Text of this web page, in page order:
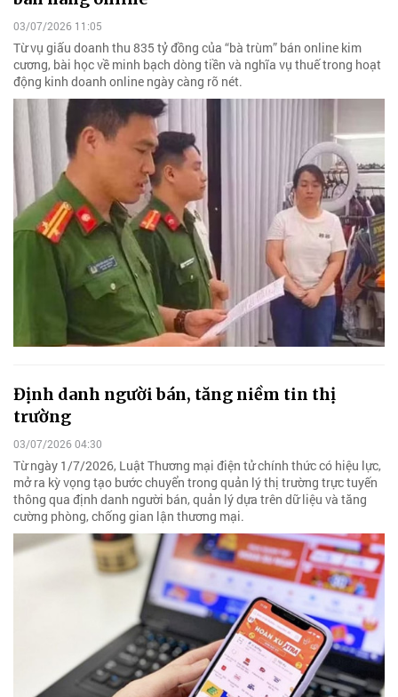
03/07/2026 11:05
Từ vụ giấu doanh thu 835 tỷ đồng của “bà trùm” bán online kim
cương, bài học về minh bạch dòng tiền và nghĩa vụ thuế trong hoạt
động kinh doanh online ngày càng rõ nét.
Định danh người bán, tăng niềm tin thị
trường
03/07/2026 04:30
Từ ngày 1/7/2026, Luật Thương mại điện tử chính thức có hiệu lực,
mở ra kỳ vọng tạo bước chuyển trong quản lý thị trường trực tuyến
thông qua định danh người bán, quản lý dựa trên dữ liệu và tăng
cường phòng, chống gian lận thương mại.